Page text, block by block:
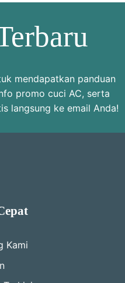
mendapatkan panduan
promo cuci AC, serta
langsung ke email Anda!
Kami